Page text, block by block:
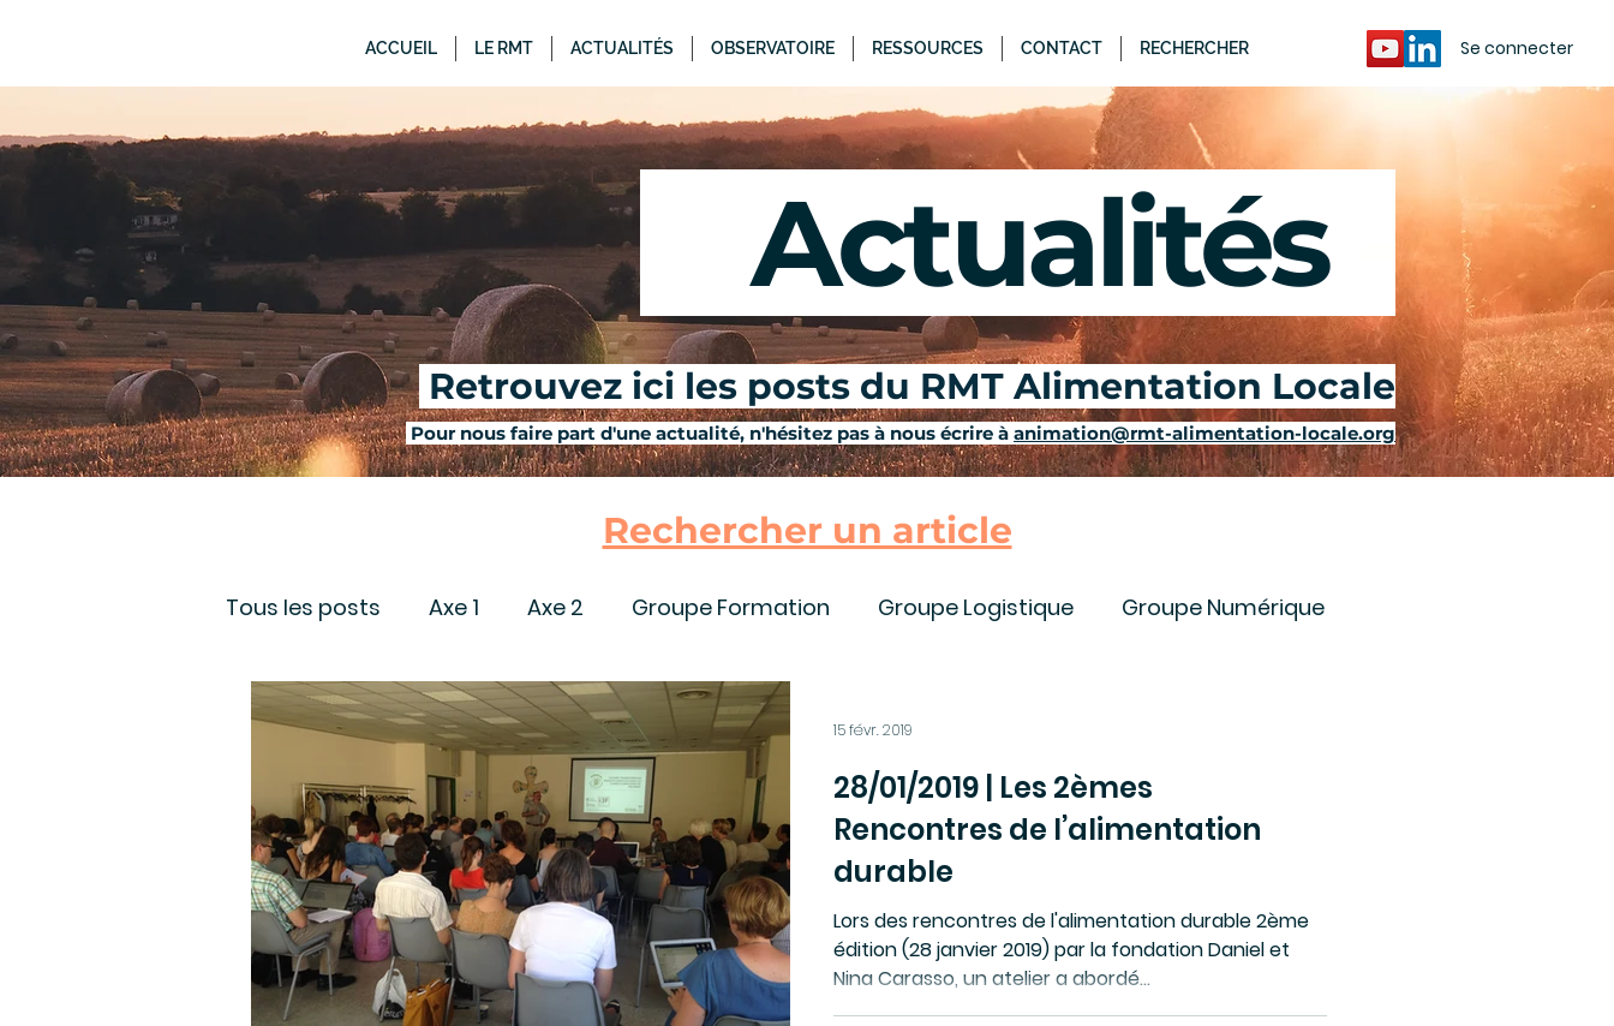
ACCUEIL LE RMT ACTUALITÉS OBSERVATOIRE RESSOURCES CONTACT RECHERCHER Se connecter
Actualités
Retrouvez ici les posts du RMT Alimentation Locale
Pour nous faire part d'une actualité, n'hésitez pas à nous écrire à animation@rmt-alimentation-locale.org
Rechercher un article
Tous les posts Axe 1 Axe 2 Groupe Formation Groupe Logistique Groupe Numérique
Groupe Réglementation Colloque | Conférence | Webinaire
Projets soutenus Ressources, publications, livres COVID-19 Bulletins de Partage
Rapport Etonnement Analyse Remontees
Europe Consultation 10 ans RMT Webinaire COREnet
28/01/2019 | Les 2èmes
Rencontres de l’alimentation
durable
Lors des rencontres de l'alimentation durable 2ème
édition (28 janvier 2019) par la fondation Daniel et
Nina Carasso, un atelier a abordé...
15 févr. 2019